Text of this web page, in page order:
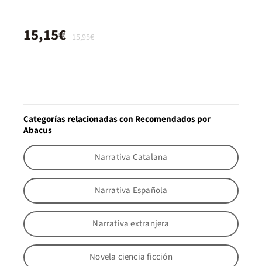
15,95€
15,15€
Categorías relacionadas con Recomendados por
Abacus
Narrativa Catalana
Narrativa Española
Narrativa extranjera
Novela ciencia ficción